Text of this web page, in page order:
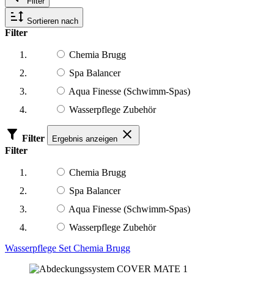
Sortieren nach
Filter
Chemia Brugg
Spa Balancer
Aqua Finesse (Schwimm-Spas)
Wasserpflege Zubehör
Filter Ergebnis anzeigen
Filter
Chemia Brugg
Spa Balancer
Aqua Finesse (Schwimm-Spas)
Wasserpflege Zubehör
Wasserpflege Set Chemia Brugg